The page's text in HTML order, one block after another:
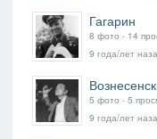
Гагарин
8 фото ‧ 14
9 года/лет
5 фото ‧ 5
9 года/лет